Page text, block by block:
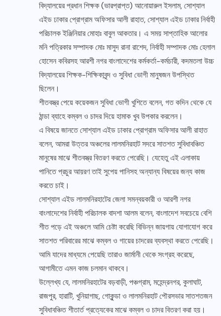
বিদ্যালয়ের প্রধান শিক্ষক (ভারপ্রাপ্ত) আনোয়ারুল ইসলাম, সোশ্যাল
এইড ঢাকার প্রোগ্রাম অফিসার আলী রাহাত, সোশ্যাল এইড ঢাকার নির্বাহী
পরিচালক ইঞ্জিনিয়ার মোহাঃ বাবুল আকতার। এ সময় সাপ্তাহিক আলোর
মনি পত্রিকার সম্পাদক মোঃ মাসুদ রানা রাশেদ, নির্বাহী সম্পাদক মোঃ হেলাল
হোসেন কবিরসহ আরশী নগর বাংলাদেশের কর্মকর্তা-কর্মচারী, কদমতলা উচ্চ
বিদ্যালয়ের শিক্ষক-শিক্ষিকাবৃন্দ ও সুবিধা ভোগী মানুষজন উপস্থিত
ছিলেন।
শীতবস্ত্র পেয়ে কয়েকজন সুবিধা ভোগী খুশিতে বলেন, গত কদিন থেকে যে
ঠান্ডা ব্যাহে কম্বল ও চাদর দিয়ে হামাক খুব উপকার করলেন।
এ বিষয়ে জানতে সোশ্যাল এইড ঢাকার প্রোগ্রাম অফিসার আলী রাহাত
বলেন, আমরা উত্তর অঞ্চলের লালমনিরহাট সদরে সাতশত সুবিধাবঞ্চিত
মানুষের মাঝে শীতবস্ত্র বিতরণ করতে পেরেছি। যেহেতু এই এলাকায়
পানিতে প্রচুর আয়রণ তাই সুপেয় পানিসহ অন্যান্য বিষয়ের জন্য কাজ
করতে চাই।
সোশ্যাল এইড লালমনিরহাটের জেলা সমন্বয়কারী ও আরশী নগর
বাংলাদেশের নির্বাহী পরিচালক বাদশা আলম বলেন, বাংলাদেশ সবচেয়ে বেশি
শীত পড়ে এই অঞ্চলে আমি চেষ্টা করেছি বিভিন্ন জায়গায় যোগাযোগ করে
সাতশত পরিবারের মাঝে কম্বল ও গায়ের চাদরের ব্যবস্থা করতে পেরেছি।
আমি যাদের মাধ্যমে পেয়েছি তারাও জার্মানী থেকে সংগ্রহ করেছে,
আগামীতে এমন কাজ চলমান থাকবে।
উল্লেখ্য যে, লালমনিরহাটের বড়বাড়ী, পঞ্চগ্রাম, মহেন্দ্রনগর, কুলাঘাট,
রাজপুর, হারাটি, খুনিয়াগাছ, গোকুন্ডা ও লালমনিরহাট পৌরসভার সাতশতজন
সুবিধাবঞ্চিত শীতার্ত প্রত্যেকের মাঝে কম্বল ও চাদর বিতরণ করা হয়।